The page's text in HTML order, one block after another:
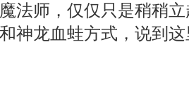
法师，仅仅只是稍稍
神龙血蛙方式，说到